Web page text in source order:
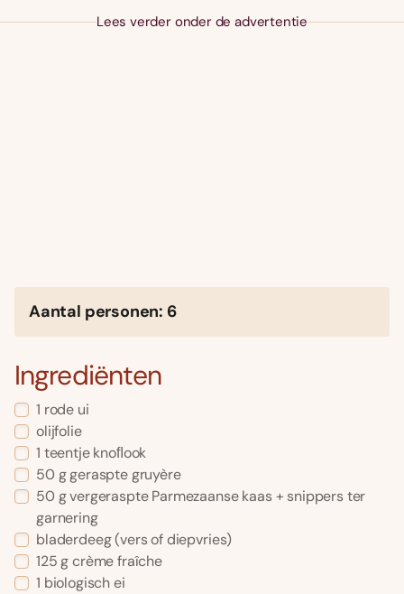
Lees verder onder de advertentie
Aantal personen: 6
Ingrediënten
1 rode ui
olijfolie
1 teentje knoﬂook
50 g geraspte gruyère
50 g vergeraspte Parmezaanse kaas + snippers ter
garnering
bladerdeeg (vers of diepvries)
125 g crème fraîche
1 biologisch ei